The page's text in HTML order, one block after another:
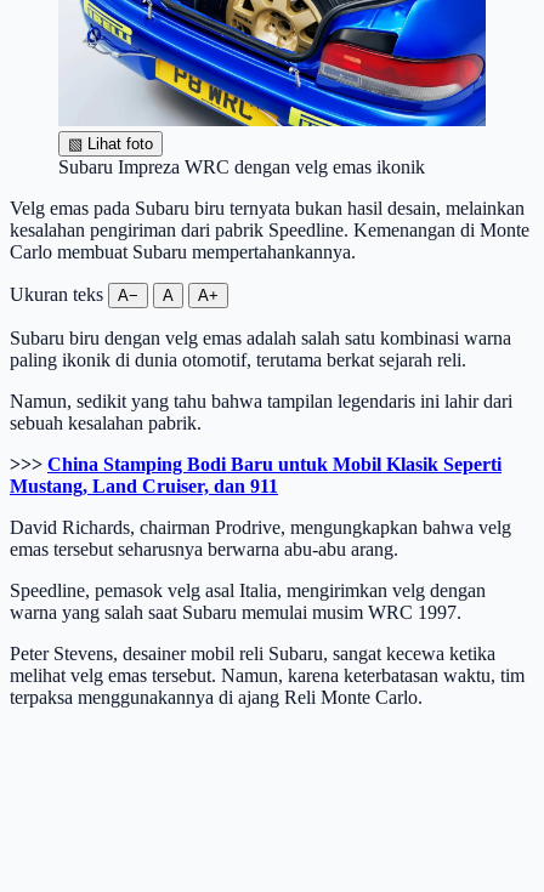
▧ Lihat foto
Subaru Impreza WRC dengan velg emas ikonik
Velg emas pada Subaru biru ternyata bukan hasil desain, melainkan
kesalahan pengiriman dari pabrik Speedline. Kemenangan di Monte
Carlo membuat Subaru mempertahankannya.
Ukuran teks A− A A+
Subaru biru dengan velg emas adalah salah satu kombinasi warna
paling ikonik di dunia otomotif, terutama berkat sejarah reli.
Namun, sedikit yang tahu bahwa tampilan legendaris ini lahir dari
sebuah kesalahan pabrik.
>>> China Stamping Bodi Baru untuk Mobil Klasik Seperti
Mustang, Land Cruiser, dan 911
David Richards, chairman Prodrive, mengungkapkan bahwa velg
emas tersebut seharusnya berwarna abu-abu arang.
Speedline, pemasok velg asal Italia, mengirimkan velg dengan
warna yang salah saat Subaru memulai musim WRC 1997.
Peter Stevens, desainer mobil reli Subaru, sangat kecewa ketika
melihat velg emas tersebut. Namun, karena keterbatasan waktu, tim
terpaksa menggunakannya di ajang Reli Monte Carlo.